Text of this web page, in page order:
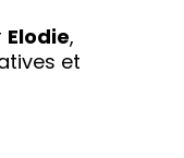
Elodie,
et